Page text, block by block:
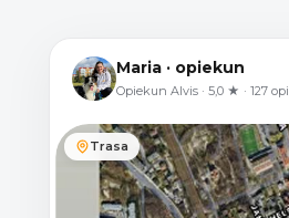
Maria · opiekun
Opiekun Alvis · 5,0 ★ · 127
Trasa